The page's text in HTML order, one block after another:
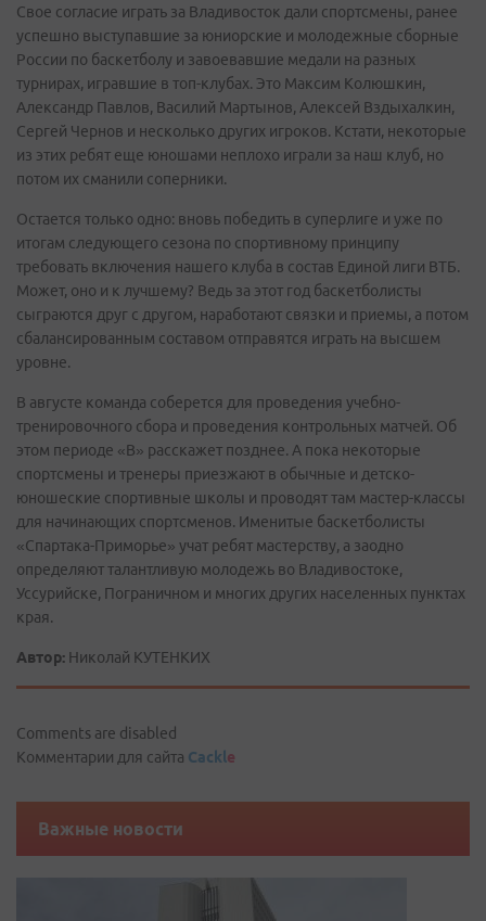
Свое согласие играть за Владивосток дали спортсмены, ранее
успешно выступавшие за юниорские и молодежные сборные
России по баскетболу и завоевавшие медали на разных
турнирах, игравшие в топ-клубах. Это Максим Колюшкин,
Александр Павлов, Василий Мартынов, Алексей Вздыхалкин,
Сергей Чернов и несколько других игроков. Кстати, некоторые
из этих ребят еще юношами неплохо играли за наш клуб, но
потом их сманили соперники.
Остается только одно: вновь победить в суперлиге и уже по
итогам следующего сезона по спортивному принципу
требовать включения нашего клуба в состав Единой лиги ВТБ.
Может, оно и к лучшему? Ведь за этот год баскетболисты
сыграются друг с другом, наработают связки и приемы, а потом
сбалансированным составом отправятся играть на высшем
уровне.
В августе команда соберется для проведения учебно-
тренировочного сбора и проведения контрольных матчей. Об
этом периоде «В» расскажет позднее. А пока некоторые
спортсмены и тренеры приезжают в обычные и детско-
юношеские спортивные школы и проводят там мастер-классы
для начинающих спортсменов. Именитые баскетболисты
«Спартака-Приморье» учат ребят мастерству, а заодно
определяют талантливую молодежь во Владивостоке,
Уссурийске, Пограничном и многих других населенных пунктах
края.
Автор: Николай КУТЕНКИХ
Comments are disabled
Комментарии для сайта Cackle
Важные новости